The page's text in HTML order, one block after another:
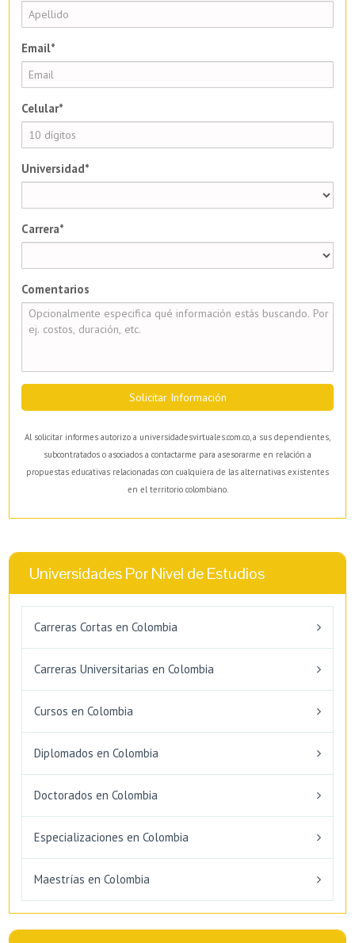
Email*
Celular*
Universidad*
Carrera*
Comentarios
Solicitar Información
Al solicitar informes autorizo a universidadesvirtuales.com.co, a sus dependientes,
subcontratados o asociados a contactarme para asesorarme en relación a
propuestas educativas relacionadas con cualquiera de las alternativas existentes
en el territorio colombiano.
Universidades Por Nivel de Estudios
Carreras Cortas en Colombia
Carreras Universitarias en Colombia
Cursos en Colombia
Diplomados en Colombia
Doctorados en Colombia
Especializaciones en Colombia
Maestrías en Colombia